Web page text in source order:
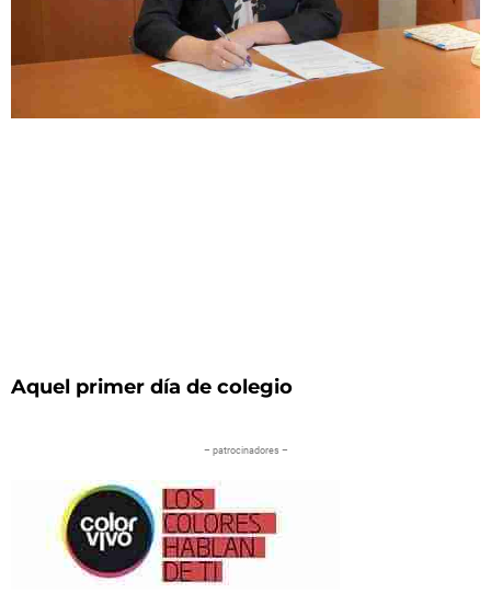
Aquel primer día de colegio
– patrocinadores –